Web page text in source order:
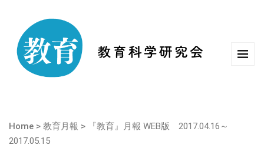
Home > 教育月報 >
『教育』月報 WEB版 2017.04.16～
2017.05.15